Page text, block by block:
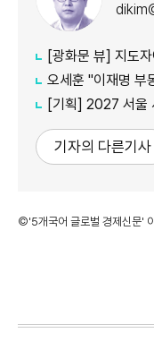
[광화문 뷰] 지도
오세훈 "이재명 부동산은
[기획] 2027 서울 세계청년대
기자의 다른기사
©'5개국어 글로벌 경제신문'